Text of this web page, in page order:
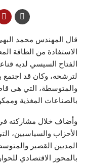
قال المهندس محمد
الاستفادة من الطاقة
الفتاح السيسي لديه
لترشحه، وكان قد
والمتوسطة، التي هى
بالصناعات المغذية
وأضاف خلال مشاركته
الأحزاب والسياسيين،
المديين القصير
بالمحور الاقتصادي